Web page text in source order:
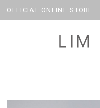
OFFICIAL ONLINE STORE